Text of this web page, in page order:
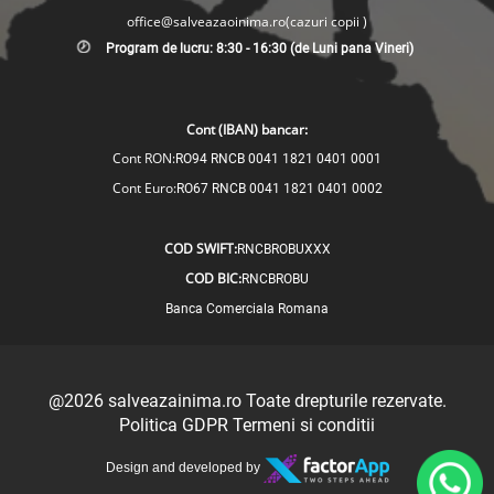
office@salveazaoinima.ro(cazuri copii )
Program de lucru: 8:30 - 16:30 (de Luni pana Vineri)
Cont (IBAN) bancar:
Cont RON:RO94 RNCB 0041 1821 0401 0001
Cont Euro:RO67 RNCB 0041 1821 0401 0002
COD SWIFT:RNCBROBUXXX
COD BIC:RNCBROBU
Banca Comerciala Romana
@2026 salveazainima.roToate drepturile rezervate.
Politica GDPR Termeni si conditii
Design and developed by